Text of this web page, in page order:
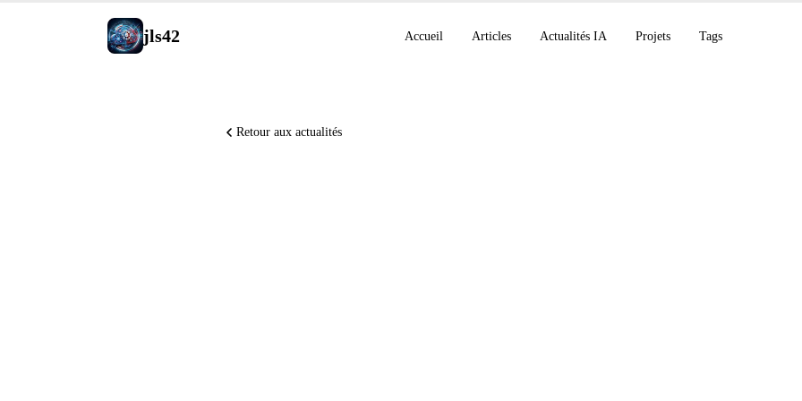
jls42 Accueil Articles Actualités IA Projets Tags
Retour aux actualités